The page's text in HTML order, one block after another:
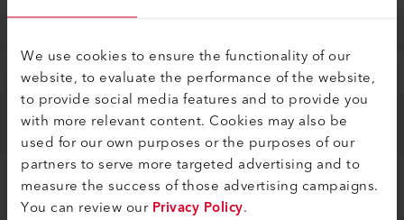
We use cookies to ensure the functionality of our
website, to evaluate the performance of the website,
to provide social media features and to provide you
with more relevant content. Cookies may also be
used for our own purposes or the purposes of our
partners to serve more targeted advertising and to
measure the success of those advertising campaigns.
You can review ourPrivacy Policy.
MIKROOPTIK
MESSTECHNIK/CHAR
AKTERISIERUNG
INSPEKTION UND
MIKROSKOPIE